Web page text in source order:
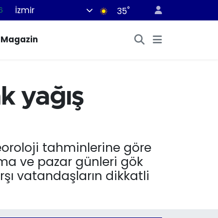
İzmir 35°
Magazin
yağış
tahminlerine göre
ve pazar günleri gök
vatandaşların dikkatli